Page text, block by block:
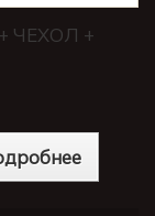
ЧЕХОЛ +